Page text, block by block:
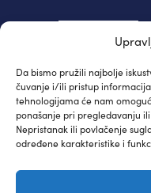
Da bismo pružili najbolje
čuvanje i/ili pristup
tehnologijama će nam
ponašanje pri pregledavanju
Nepristanak ili povlačenje
određene karakteristike i